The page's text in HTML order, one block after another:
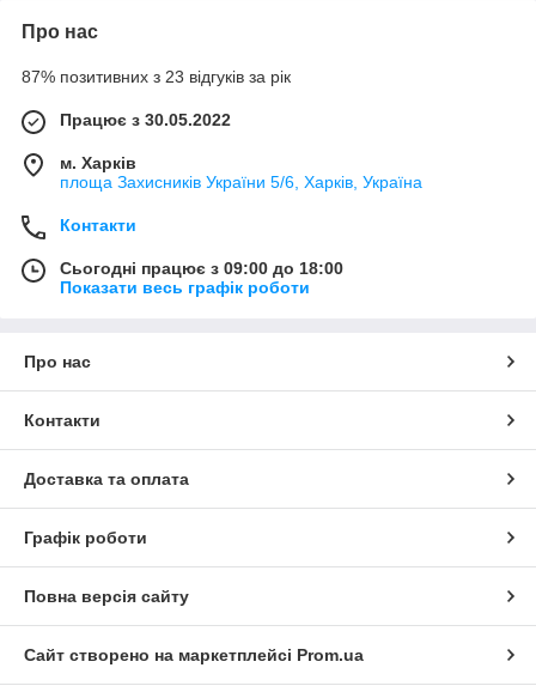
Про нас
87% позитивних з 23 відгуків за рік
Працює з 30.05.2022
м. Харків
площа Захисників України 5/6, Харків, Україна
Контакти
Сьогодні працює з 09:00 до 18:00
Показати весь графік роботи
Про нас
Контакти
Доставка та оплата
Графік роботи
Повна версія сайту
Сайт створено на маркетплейсі Prom.ua